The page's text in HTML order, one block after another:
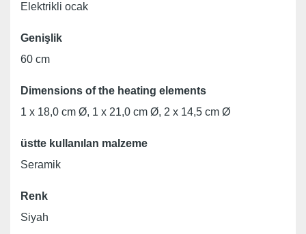
Elektrikli ocak
Genişlik
60 cm
Dimensions of the heating elements
1 x 18,0 cm Ø, 1 x 21,0 cm Ø, 2 x 14,5 cm Ø
üstte kullanılan malzeme
Seramik
Renk
Siyah